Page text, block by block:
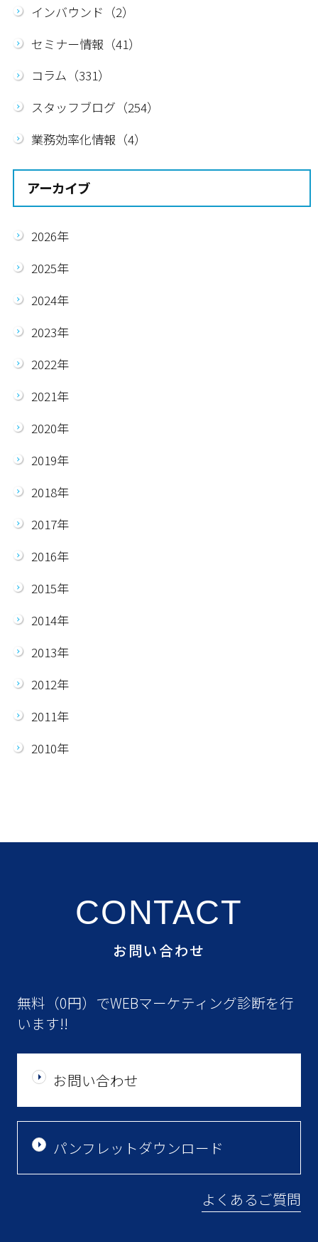
インバウンド（2）
セミナー情報（41）
コラム（331）
スタッフブログ（254）
業務効率化情報（4）
アーカイブ
2026年
2025年
2024年
2023年
2022年
2021年
2020年
2019年
2018年
2017年
2016年
2015年
2014年
2013年
2012年
2011年
2010年
CONTACT
お問い合わせ
無料（0円）でWEBマーケティング診断を行
います!!
お問い合わせ
パンフレットダウンロード
よくあるご質問